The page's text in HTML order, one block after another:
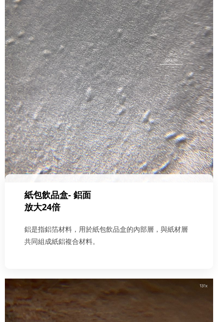
紙包飲品盒- 鋁面
放大24倍
鋁是指鋁箔材料，用於紙包飲品盒的內部層，與紙材層
共同組成紙鋁複合材料。